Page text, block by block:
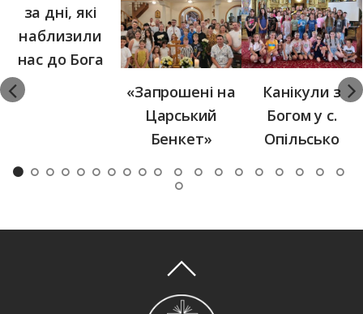
за дні, які
наблизили
нас до Бога
«Запрошені на
Царський
Бенкет»
Канікули з
Богом у с.
Опільсько